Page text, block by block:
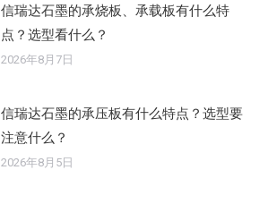
信瑞达石墨的承烧板、承载板有什么特
点？选型看什么？
2026年8月7日
信瑞达石墨的承压板有什么特点？选型要
注意什么？
2026年8月5日